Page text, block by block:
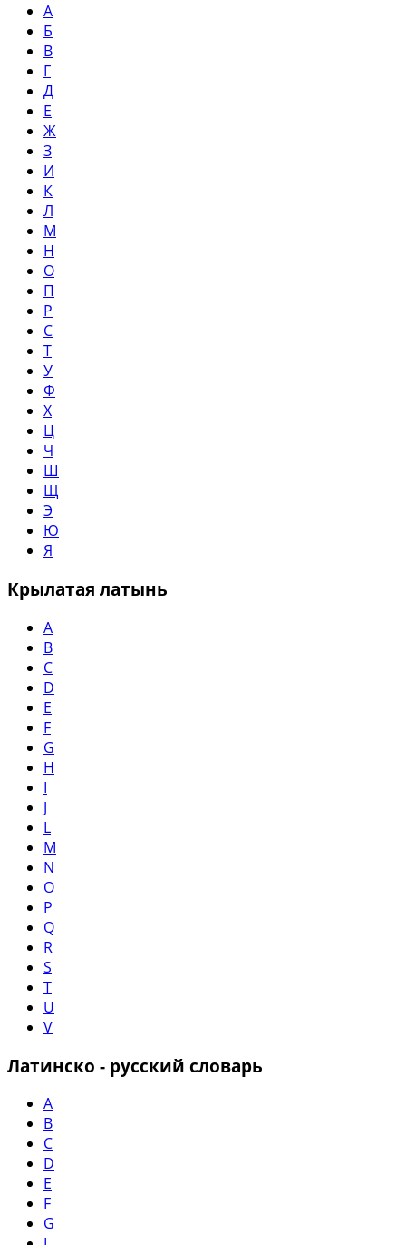
А
Б
В
Г
Д
Е
Ж
З
И
К
Л
М
Н
О
П
Р
С
Т
У
Ф
Х
Ц
Ч
Ш
Щ
Э
Ю
Я
Крылатая латынь
A
B
C
D
E
F
G
H
I
J
L
M
N
O
P
Q
R
S
T
U
V
Латинско - русский словарь
A
B
C
D
E
F
G